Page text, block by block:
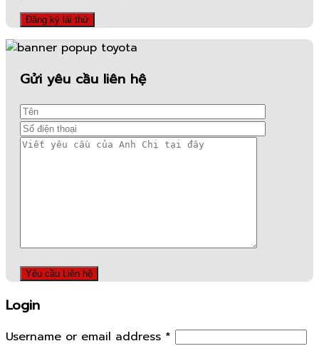
Gửi yêu cầu liên hệ
Login
Username or email address *